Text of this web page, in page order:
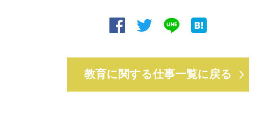
教育に関する仕事一覧に戻る